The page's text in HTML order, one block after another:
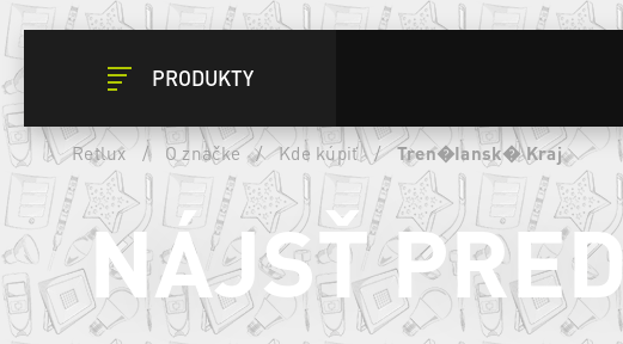
PRODUKTY
Retlux / O značke / Kde kúpiť / Tren�Iansk� Kraj
NÁJSŤ